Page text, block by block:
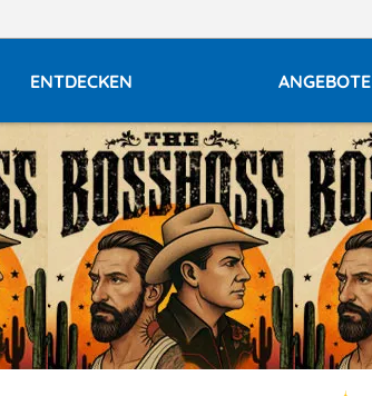
ENTDECKEN ANGEBOTE